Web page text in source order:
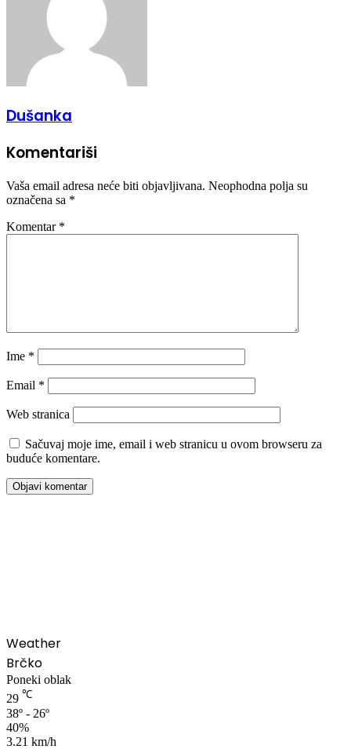
Dušanka
Komentariši
Vaša email adresa neće biti objavljivana. Neophodna polja su
označena sa *
Komentar *
Ime *
Email *
Web stranica
Sačuvaj moje ime, email i web stranicu u ovom browseru za
buduće komentare.
Weather
Brčko
Poneki oblak
29 ℃
38º - 26º
40%
3.21 km/h